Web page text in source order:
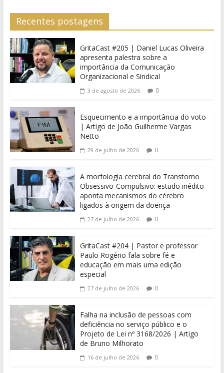
Recentes postagens
GritaCast #205 | Daniel Lucas Oliveira
apresenta palestra sobre a
importância da Comunicação
Organizacional e Sindical
3 de agosto de 2026 0
Esquecimento e a importância do voto
| Artigo de João Guilherme Vargas
Netto
29 de julho de 2026 0
A morfologia cerebral do Transtorno
Obsessivo-Compulsivo: estudo inédito
aponta mecanismos do cérebro
ligados à origem da doença
27 de julho de 2026 0
GritaCast #204 | Pastor e professor
Paulo Rogério fala sobre fé e
educação em mais uma edição
especial
27 de julho de 2026 0
Falha na inclusão de pessoas com
deficiência no serviço público e o
Projeto de Lei nº 3168/2026 | Artigo
de Bruno Milhorato
16 de julho de 2026 0